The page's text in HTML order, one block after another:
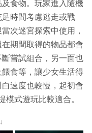
食物。玩家進入隨機
時間考慮逃走或戰
次迷宮探索中使用，
期間取得的物品都會
嘗試組合，另一面也
食等，讓少女生活得
速度也較慢，起初會
模式遊玩比較適合。